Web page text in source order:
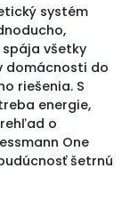
systém
všetky
domácnosti do
riešenia. S
energie,
o
One
šetrnú